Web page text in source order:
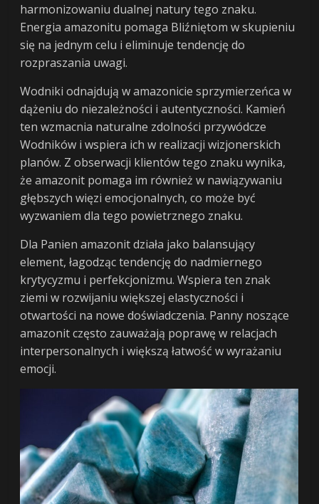
harmonizowaniu dualnej natury tego znaku.
Energia amazonitu pomaga Bliźniętom w skupieniu
się na jednym celu i eliminuje tendencję do
rozpraszania uwagi.
Wodniki odnajdują w amazonicie sprzymierzeńca w
dążeniu do niezależności i autentyczności. Kamień
ten wzmacnia naturalne zdolności przywódcze
Wodników i wspiera ich w realizacji wizjonerskich
planów. Z obserwacji klientów tego znaku wynika,
że amazonit pomaga im również w nawiązywaniu
głębszych więzi emocjonalnych, co może być
wyzwaniem dla tego powietrznego znaku.
Dla Panien amazonit działa jako balansujący
element, łagodząc tendencję do nadmiernego
krytycyzmu i perfekcjonizmu. Wspiera ten znak
ziemi w rozwijaniu większej elastyczności i
otwartości na nowe doświadczenia. Panny noszące
amazonit często zauważają poprawę w relacjach
interpersonalnych i większą łatwość w wyrażaniu
emocji.